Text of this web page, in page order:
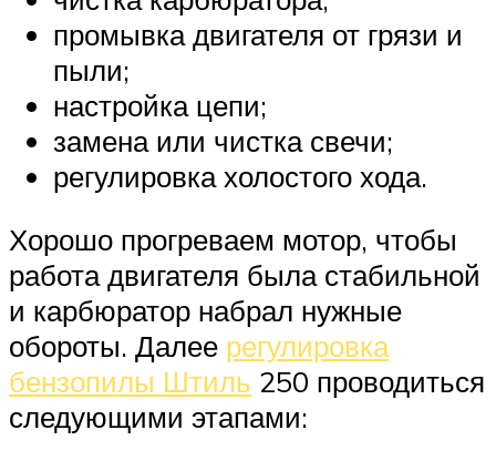
промывка двигателя от грязи и
пыли;
настройка цепи;
замена или чистка свечи;
регулировка холостого хода.
Хорошо прогреваем мотор, чтобы
работа двигателя была стабильной
и карбюратор набрал нужные
обороты. Далее регулировка
бензопилы Штиль 250 проводиться
следующими этапами: